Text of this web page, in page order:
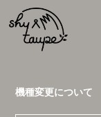
機種変更について